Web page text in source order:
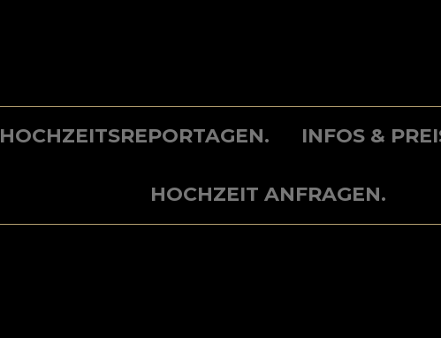
HOCHZEITSREPORTAGEN. INFOS &
HOCHZEIT ANFRAGEN.